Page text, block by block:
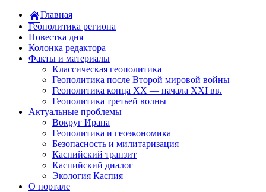
Главная
Геополитика региона
Повестка дня
Колонка редактора
Факты и материалы
Классическая геополитика
Геополитика после Второй мировой войны
Геополитика конца XX — начала XXI вв.
Геополитика третьей волны
Актуальные проблемы
Вокруг Ирана
Геополитика и геоэкономика
Безопасность и милитаризация
Каспийский транзит
Каспийский диалог
Экология Каспия
О портале